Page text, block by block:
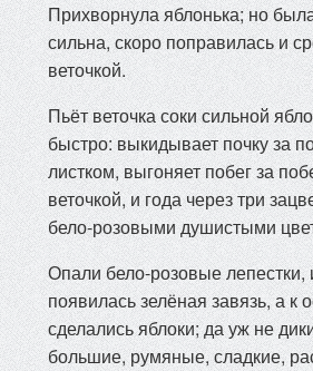
Прихворнула яблонька; но
сильна, скоро поправилась и
веточкой.
Пьёт веточка соки сильной
быстро: выкидывает почку за
листком, выгоняет побег за
веточкой, и года через три
бело-розовыми душистыми
Опали бело-розовые лепестки,
появилась зелёная завязь, а к
сделались яблоки; да уж не
большие, румяные, сладкие,